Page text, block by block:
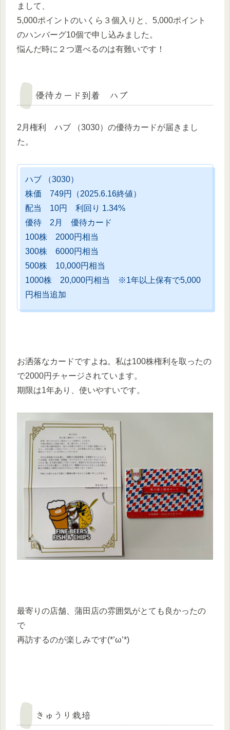
まして、
5,000ポイントのいくら３個入りと、5,000ポイント
のハンバーグ10個で申し込みました。
悩んだ時に２つ選べるのは有難いです！
優待カード到着 ハブ
2月権利 ハブ （3030）の優待カードが届きまし
た。
ハブ （3030）
株価 749円（2025.6.16終値）
配当 10円 利回り 1.34%
優待 2月 優待カード
100株 2000円相当
300株 6000円相当
500株 10,000円相当
1000株 20,000円相当 ※1年以上保有で5,000
円相当追加
お洒落なカードですよね。私は100株権利を取ったの
で2000円チャージされています。
期限は1年あり、使いやすいです。
最寄りの店舗、蒲田店の雰囲気がとても良かったの
で
再訪するのが楽しみです(*’ω’*)
きゅうり栽培